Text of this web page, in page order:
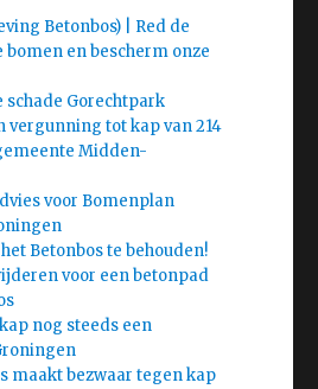
Betonbos) | Red de
en bescherm onze
schade Gorechtpark
vergunning tot kap van 214
Midden-
voor Bomenplan
Betonbos te behouden!
voor een betonpad
nog steeds een
maakt bezwaar tegen kap